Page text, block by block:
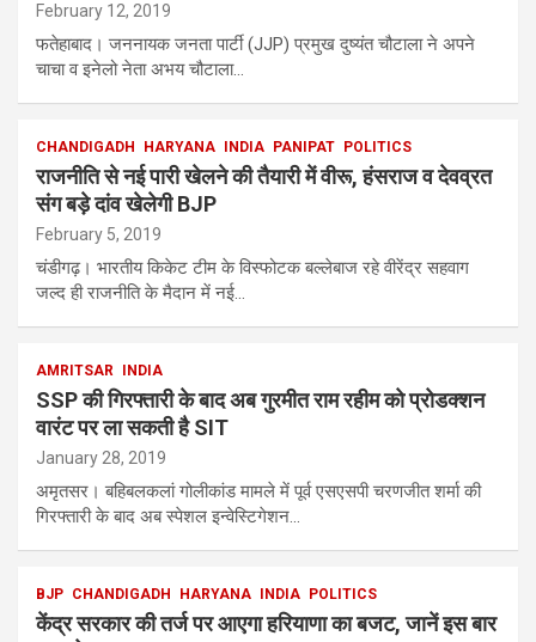
February 12, 2019
फतेहाबाद। जननायक जनता पार्टी (JJP) प्रमुख दुष्यंत चौटाला ने अपने
चाचा व इनेलो नेता अभय चौटाला…
CHANDIGADH HARYANA INDIA PANIPAT POLITICS
राजनीति से नई पारी खेलने की तैयारी में वीरू, हंसराज व देवव्रत
संग बड़े दांव खेलेगी BJP
February 5, 2019
चंडीगढ़। भारतीय किकेट टीम के विस्‍फोटक बल्‍लेबाज रहे वीरेंद्र सहवाग
जल्‍द ही राजनीति के मैदान में नई…
AMRITSAR INDIA
SSP की गिरफ्तारी के बाद अब गुरमीत राम रहीम को प्रोडक्शन
वारंट पर ला सकती है SIT
January 28, 2019
अमृतसर। बहिबलकलां गोलीकांड मामले में पूर्व एसएसपी चरणजीत शर्मा की
गिरफ्तारी के बाद अब स्पेशल इन्वेस्टिगेशन…
BJP CHANDIGADH HARYANA INDIA POLITICS
केंद्र सरकार की तर्ज पर आएगा हरियाणा का बजट, जानें इस बार